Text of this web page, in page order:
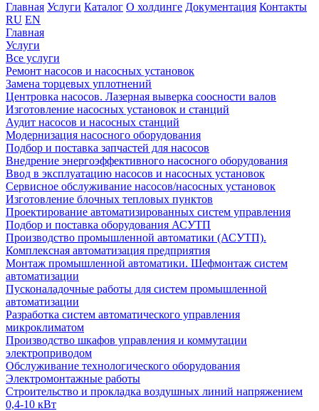
Главная Услуги Каталог О холдинге Документация Контакты
RU EN
Главная
Услуги
Все услуги
Ремонт насосов и насосных установок
Замена торцевых уплотнений
Центровка насосов. Лазерная выверка соосности валов
Изготовление насосных установок и станций
Аудит насосов и насосных станций
Модернизация насосного оборудования
Подбор и поставка запчастей для насосов
Внедрение энергоэффективного насосного оборудования
Ввод в эксплуатацию насосов и насосных установок
Сервисное обслуживание насосов/насосных установок
Изготовление блочных тепловых пунктов
Проектирование автоматизированных систем управления
Подбор и поставка оборудования АСУТП
Производство промышленной автоматики (АСУТП).
Комплексная автоматизация предприятия
Монтаж промышленной автоматики. Шефмонтаж систем
автоматизации
Пусконаладочные работы для систем промышленной
автоматизации
Разработка систем автоматического управления
микроклиматом
Производство шкафов управления и коммутации
электроприводом
Обслуживание технологического оборудования
Электромонтажные работы
Строительство и прокладка воздушных линий напряжением
0,4-10 кВт